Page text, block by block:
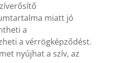
miatt jó
a
a vérrögképződést.
nyújhat a szív, az